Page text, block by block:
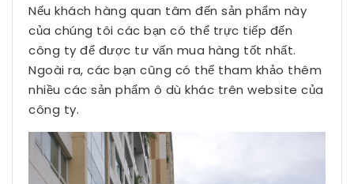
Nếu khách hàng quan tâm đến sản phẩm này
của chúng tôi các bạn có thể trực tiếp đến
công ty để được tư vấn mua hàng tốt nhất.
Ngoài ra, các bạn cũng có thể tham khảo thêm
nhiều các sản phẩm ô dù khác trên website của
công ty.